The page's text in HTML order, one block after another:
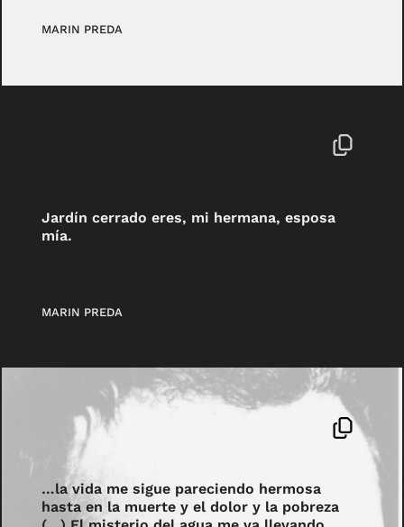
MARIN PREDA
Jardín cerrado eres, mi hermana, esposa
mía.
MARIN PREDA
…la vida me sigue pareciendo hermosa
hasta en la muerte y el dolor y la pobreza